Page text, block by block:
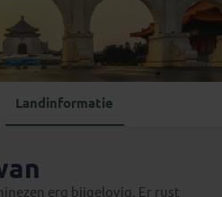
Landinformatie
erg bijgelovig. Er rust